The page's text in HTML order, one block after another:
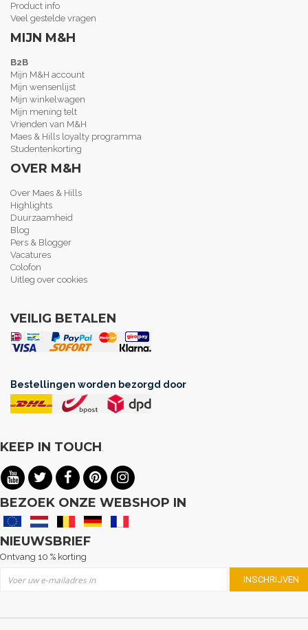
Product info
Veel gestelde vragen
MIJN M&H
B2B
Mijn M&H account
Mijn wensenlijst
Mijn winkelwagen
Mijn mening telt
Vrienden van M&H
Maes & Hills loyalty programma
Studentenkorting
OVER M&H
Over Maes & Hills
Highlights
Duurzaamheid
Blog
Pers & Blogger
Vacatures
Colofon
Uitleg over cookies
VEILIG BETALEN
Bestellingen worden bezorgd door
KEEP IN TOUCH.
BEZOEK ONZE WEBSHOP IN
NIEUWSBRIEF
Ontvang 10 % korting
INSCHRIJVEN